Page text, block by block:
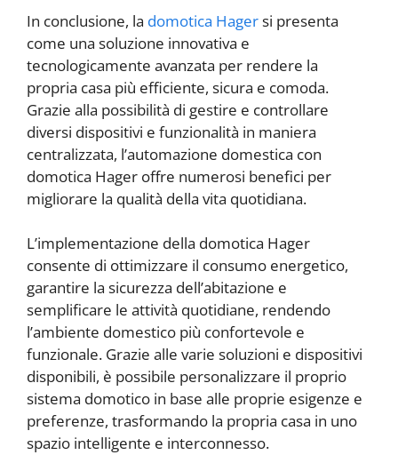
In conclusione, la domotica Hagersi presenta
come una soluzione innovativa e
tecnologicamente avanzata per rendere la
propria casa più efficiente, sicura e comoda.
Grazie alla possibilità di gestire e controllare
diversi dispositivi e funzionalità in maniera
centralizzata, l’automazione domestica con
domotica Hager offre numerosi benefici per
migliorare la qualità della vita quotidiana.
L’implementazione della domotica Hager
consente di ottimizzare il consumo energetico,
garantire la sicurezza dell’abitazione e
semplificare le attività quotidiane, rendendo
l’ambiente domestico più confortevole e
funzionale. Grazie alle varie soluzioni e dispositivi
disponibili, è possibile personalizzare il proprio
sistema domotico in base alle proprie esigenze e
preferenze, trasformando la propria casa in uno
spazio intelligente e interconnesso.